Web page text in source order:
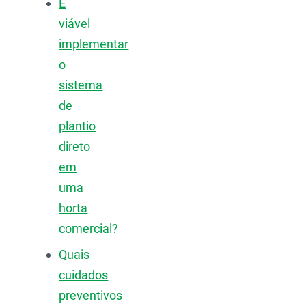
É
viável
implementar
o
sistema
de
plantio
direto
em
uma
horta
comercial?
Quais
cuidados
preventivos